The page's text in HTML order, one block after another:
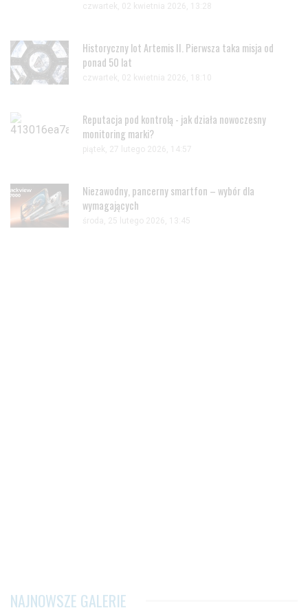
czwartek, 02 kwietnia 2026, 13:28
Historyczny lot Artemis II. Pierwsza taka misja od
ponad 50 lat
czwartek, 02 kwietnia 2026, 18:10
Reputacja pod kontrolą - jak działa nowoczesny
monitoring marki?
piątek, 27 lutego 2026, 14:57
Niezawodny, pancerny smartfon – wybór dla
wymagających
środa, 25 lutego 2026, 13:45
NAJNOWSZE GALERIE